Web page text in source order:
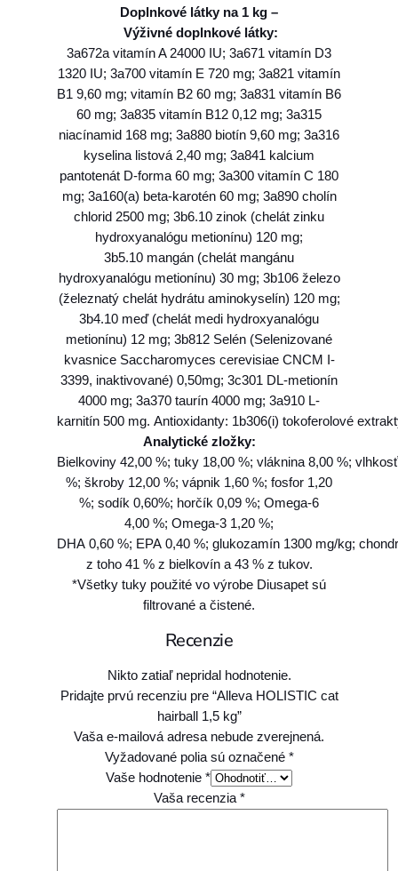
a
l
l
1
,
5
k
g
Doplnkové látky na 1 kg –
Výživné doplnkové látky:
3a672a vitamín A 24000 IU; 3a671 vitamín D3
1320 IU; 3a700 vitamín E 720 mg; 3a821 vitamín
B1 9,60 mg; vitamín B2 60 mg; 3a831 vitamín B6
60 mg; 3a835 vitamín B12 0,12 mg; 3a315
niacínamid 168 mg; 3a880 biotín 9,60 mg; 3a316
kyselina listová 2,40 mg; 3a841 kalcium
pantotenát D-forma 60 mg; 3a300 vitamín C 180
mg; 3a160(a) beta-karotén 60 mg; 3a890 cholín
chlorid 2500 mg; 3b6.10 zinok (chelát zinku
hydroxyanalógu metionínu) 120 mg;
3b5.10 mangán (chelát mangánu
hydroxyanalógu metionínu) 30 mg; 3b106 železo
(železnatý chelát hydrátu aminokyselín) 120 mg;
3b4.10 meď (chelát medi hydroxyanalógu
metionínu) 12 mg; 3b812 Selén (Selenizované
kvasnice Saccharomyces cerevisiae CNCM I-
3399, inaktivované) 0,50mg; 3c301 DL-metionín
4000 mg; 3a370 taurín 4000 mg; 3a910 L-
karnitín 500 mg. Antioxidanty: 1b306(i) tokoferolové
Analytické zložky:
Bielkoviny 42,00 %; tuky 18,00 %; vláknina 8,00 %;
%; škroby 12,00 %; vápnik 1,60 %; fosfor 1,20
%; sodík 0,60%; horčík 0,09 %; Omega-6
4,00 %; Omega-3 1,20 %;
DHA 0,60 %; EPA 0,40 %; glukozamín 1300 mg/kg;
z toho 41 % z bielkovín a 43 % z tukov.
*Všetky tuky použité vo výrobe Diusapet sú
filtrované a čistené.
Recenzie
Nikto zatiaľ nepridal hodnotenie.
Pridajte prvú recenziu pre “Alleva HOLISTIC cat
hairball 1,5 kg”
Vaša e-mailová adresa nebude zverejnená.
Vyžadované polia sú označené *
Vaše hodnotenie *
Vaša recenzia *